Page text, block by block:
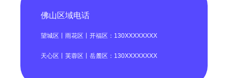
佛山区域电话
望城区丨雨花区丨开福区：130XXXXXXXX
天心区丨芙蓉区丨岳麓区：130XXXXXXXX